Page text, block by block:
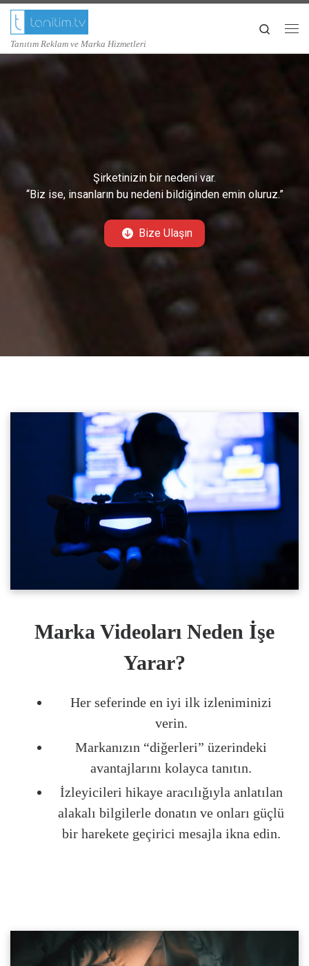
Skip to content
Tanıtım Reklam ve Marka Hizmetleri
Search
Şirketinizin bir nedeni var.
“Biz ise, insanların bu nedeni bildiğinden emin oluruz.”
Bize Ulaşın
Marka Videoları Neden İşe
Yarar?
Her seferinde en iyi ilk izleniminizi
verin.
Markanızın “diğerleri” üzerindeki
avantajlarını kolayca tanıtın.
İzleyicileri hikaye aracılığıyla anlatılan
alakalı bilgilerle donatın ve onları güçlü
bir harekete geçirici mesajla ikna edin.